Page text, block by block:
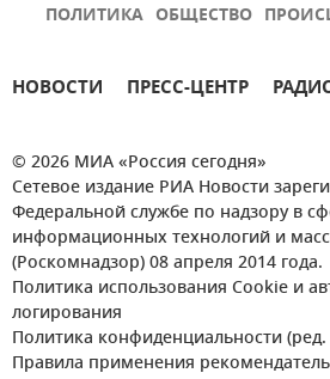
ПОЛИТИКА ОБЩЕСТВО
НОВОСТИ ПРЕСС-ЦЕНТР
© 2026 МИА «Россия сегодня»
Сетевое издание РИА Новости
Федеральной службе по надзору в
информационных технологий и
(Роскомнадзор) 08 апреля 2014 года.
Политика использования Cookie и
логирования
Политика конфиденциальности (ред.
Правила применения